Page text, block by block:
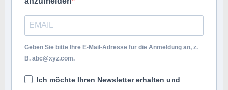
Geben Sie bitte Ihre E-Mail-Adresse für die Anmeldung an, z.
B. abc@xyz.com.
Ich möchte Ihren Newsletter erhalten und